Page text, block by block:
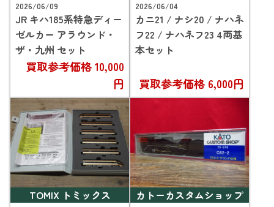
2026/06/09
JR キハ185系特急ディー
ゼルカー アラウンド・
ザ・九州 セット
買取参考価格10,000
円
2026/06/04
カニ21 / ナシ20 / ナハネ
フ22 / ナハネフ23 4両基
本セット
買取参考価格 6,000円
TOMIX トミックス カトーカスタムショップ